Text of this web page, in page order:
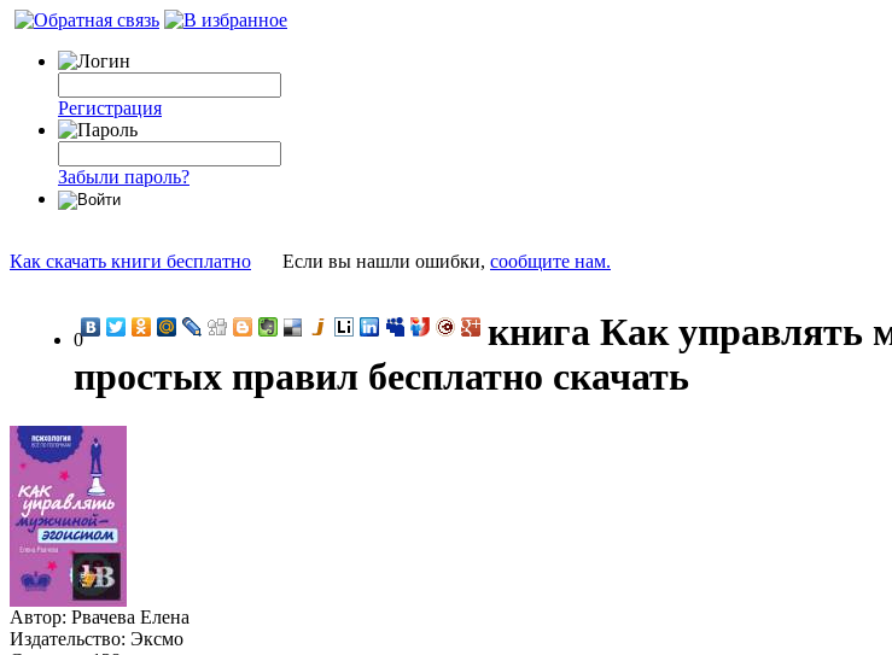
Регистрация
Забыли пароль?
Как скачать книги бесплатно Если вы нашли ошибки, сообщите нам.
0
книга Как управлять
простых правил бесплатно скачать
Автор: Рвачева Елена
Издательство: Эксмо